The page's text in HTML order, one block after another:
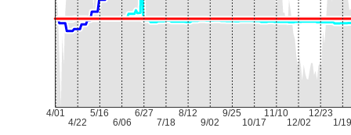
4/01
4/22
5/16
6/06
6/27
7/18
8/12
9/02
9/25
10/17
11/10
12/02
12/23
1/19